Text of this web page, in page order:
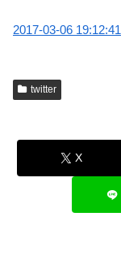
2017-03-06 19:12:41
twitter
X